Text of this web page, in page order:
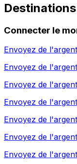
Connecter le
Envoyez de
Envoyez de
Envoyez de
Envoyez de
Envoyez de
Envoyez de
Envoyez de